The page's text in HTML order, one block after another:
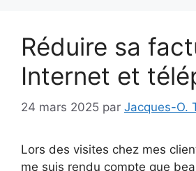
Réduire sa
Internet et
24 mars 2025 par Jacques-O.
Lors des visites chez mes
me suis rendu compte que